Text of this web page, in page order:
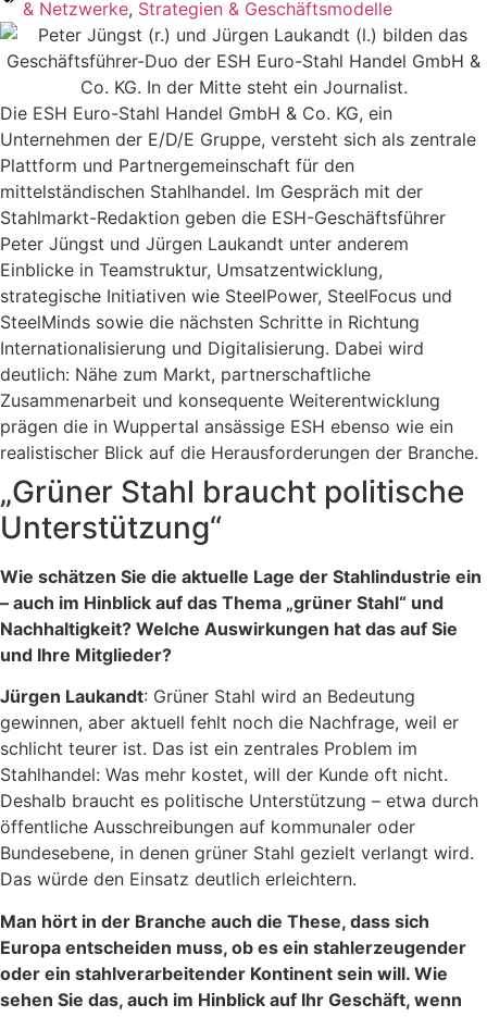
& Netzwerke, Strategien & Geschäftsmodelle
Die ESH Euro-Stahl Handel GmbH & Co. KG, ein
Unternehmen der E/D/E Gruppe, versteht sich als zentrale
Plattform und Partnergemeinschaft für den
mittelständischen Stahlhandel. Im Gespräch mit der
Stahlmarkt-Redaktion geben die ESH-Geschäftsführer
Peter Jüngst und Jürgen Laukandt unter anderem
Einblicke in Teamstruktur, Umsatzentwicklung,
strategische Initiativen wie SteelPower, SteelFocus und
SteelMinds sowie die nächsten Schritte in Richtung
Internationalisierung und Digitalisierung. Dabei wird
deutlich: Nähe zum Markt, partnerschaftliche
Zusammenarbeit und konsequente Weiterentwicklung
prägen die in Wuppertal ansässige ESH ebenso wie ein
realistischer Blick auf die Herausforderungen der Branche.
„Grüner Stahl braucht politische
Unterstützung“
Wie schätzen Sie die aktuelle Lage der Stahlindustrie ein
– auch im Hinblick auf das Thema „grüner Stahl“ und
Nachhaltigkeit? Welche Auswirkungen hat das auf Sie
und Ihre Mitglieder?
Jürgen Laukandt: Grüner Stahl wird an Bedeutung
gewinnen, aber aktuell fehlt noch die Nachfrage, weil er
schlicht teurer ist. Das ist ein zentrales Problem im
Stahlhandel: Was mehr kostet, will der Kunde oft nicht.
Deshalb braucht es politische Unterstützung – etwa durch
öffentliche Ausschreibungen auf kommunaler oder
Bundesebene, in denen grüner Stahl gezielt verlangt wird.
Das würde den Einsatz deutlich erleichtern.
Man hört in der Branche auch die These, dass sich
Europa entscheiden muss, ob es ein stahlerzeugender
oder ein stahlverarbeitender Kontinent sein will. Wie
sehen Sie das, auch im Hinblick auf Ihr Geschäft, wenn